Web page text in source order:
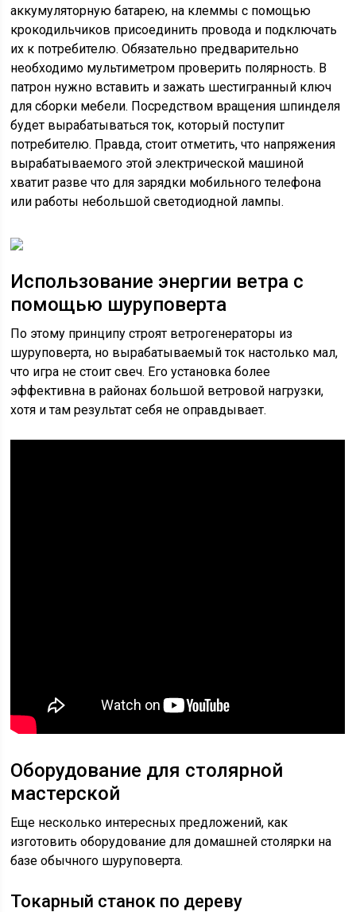
аккумуляторную батарею, на клеммы с помощью
крокодильчиков присоединить провода и подключать
их к потребителю. Обязательно предварительно
необходимо мультиметром проверить полярность. В
патрон нужно вставить и зажать шестигранный ключ
для сборки мебели. Посредством вращения шпинделя
будет вырабатываться ток, который поступит
потребителю. Правда, стоит отметить, что напряжения
вырабатываемого этой электрической машиной
хватит разве что для зарядки мобильного телефона
или работы небольшой светодиодной лампы.
Использование энергии ветра с
помощью шуруповерта
По этому принципу строят ветрогенераторы из
шуруповерта, но вырабатываемый ток настолько мал,
что игра не стоит свеч. Его установка более
эффективна в районах большой ветровой нагрузки,
хотя и там результат себя не оправдывает.
Оборудование для столярной
мастерской
Еще несколько интересных предложений, как
изготовить оборудование для домашней столярки на
базе обычного шуруповерта.
Токарный станок по дереву